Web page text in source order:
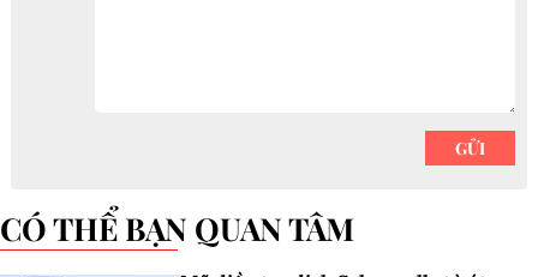
CÓ THỂ BẠN QUAN TÂM